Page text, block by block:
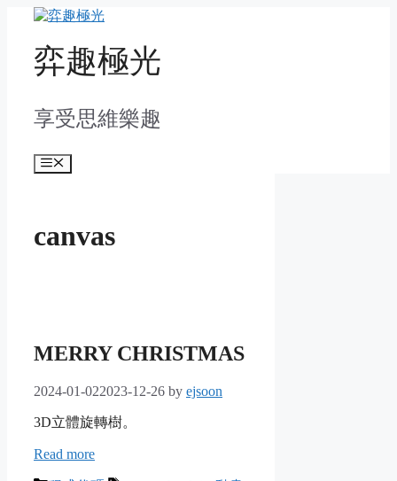
content弈趣極光
享受思維樂趣
Menu
canvas
MERRY CHRISTMAS
2024-01-022023-12-26 by ejsoon
3D立體旋轉樹。
Read more